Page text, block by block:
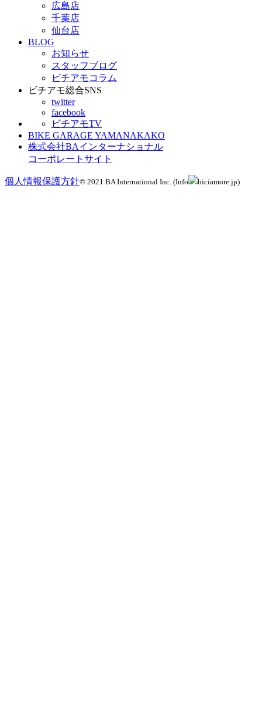
広島店
千葉店
仙台店
BLOG
お知らせ
スタッフブログ
ビチアモコラム
ビチアモ総合SNS
twitter
facebook
ビチアモTV
BIKE GARAGE YAMANAKAKO
株式会社BAインターナショナル
コーポレートサイト
個人情報保護方針© 2021 BA International Inc. (Info biciamore.jp)